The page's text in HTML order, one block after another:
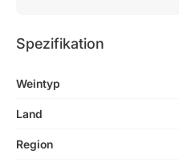
Spezifikation
Weintyp
Land
Region